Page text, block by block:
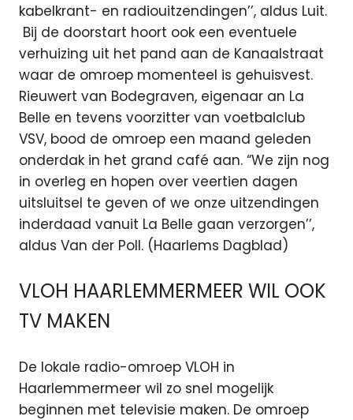
kabelkrant- en radiouitzendingen’’, aldus Luit.
Bij de doorstart hoort ook een eventuele
verhuizing uit het pand aan de Kanaalstraat
waar de omroep momenteel is gehuisvest.
Rieuwert van Bodegraven, eigenaar an La
Belle en tevens voorzitter van voetbalclub
VSV, bood de omroep een maand geleden
onderdak in het grand café aan. “We zijn nog
in overleg en hopen over veertien dagen
uitsluitsel te geven of we onze uitzendingen
inderdaad vanuit La Belle gaan verzorgen’’,
aldus Van der Poll. (Haarlems Dagblad)
VLOH HAARLEMMERMEER WIL OOK
TV MAKEN
De lokale radio-omroep VLOH in
Haarlemmermeer wil zo snel mogelijk
beginnen met televisie maken. De omroep